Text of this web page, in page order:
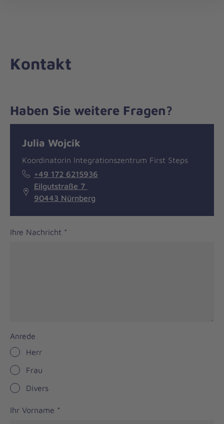
zum
Kontakt
Haben Sie weitere Fragen?
Julia Wojcik
Koordinatorin Integrationszentrum First Steps
+49 172 6215936
Eilgutstraße 7
90443 Nürnberg
Ihre Nachricht *
Anrede
Herr
Frau
Divers
Ihr Vorname *